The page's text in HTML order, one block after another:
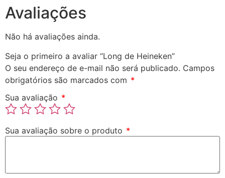
Avaliações
Não há avaliações ainda.
Seja o primeiro a avaliar “Long de Heineken”
O seu endereço de e-mail não será publicado. Campos
obrigatórios são marcados com *
Sua avaliação *
Sua avaliação sobre o produto *